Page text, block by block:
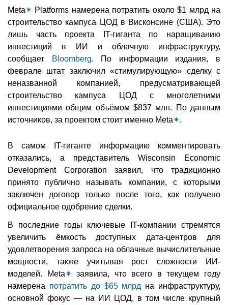
Meta✴ Platforms намерена потратить около $1 млрд на
строительство кампуса ЦОД в Висконсине (США). Это
лишь часть проекта IT-гиганта по наращиванию
инвестиций в ИИ и облачную инфраструктуру,
сообщает
Bloomberg. По информации издания, в
феврале штат заключил «стимулирующую» сделку с
неназванной компанией, предусматривающей
строительство кампуса ЦОД с многолетними
инвестициями общим объёмом $837 млн. По данным
источников, за проектом стоит именно Meta✴.
В самом IT-гиганте информацию комментировать
отказались, а представитель Wisconsin Economic
Development Corporation заявил, что традиционно
принято публично называть компании, с которыми
заключен договор только после того, как получено
официальное одобрение сделки.
В последние годы ключевые IT-компании стремятся
увеличить ёмкость доступных дата-центров для
удовлетворения запроса на облачные вычислительные
мощности, также учитывая рост сложности ИИ-
моделей. Meta✴ заявила, что всего в текущем году
намерена потратить до $65 млрд на инфраструктуру,
основной фокус — на ИИ ЦОД, в том числе крупный